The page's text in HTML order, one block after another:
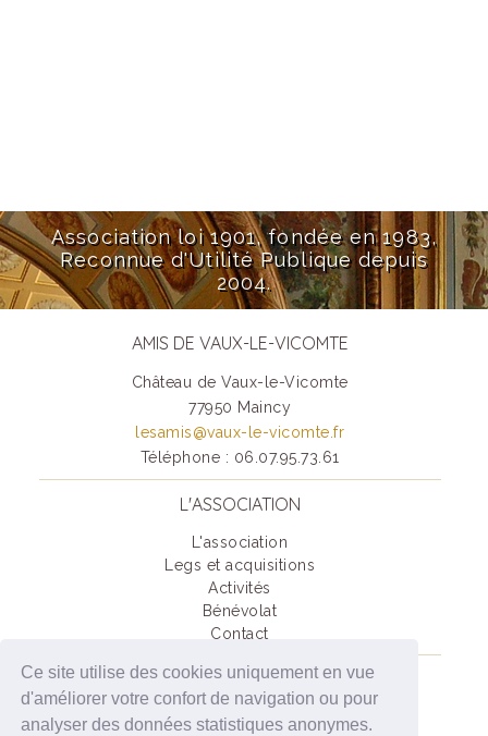
Ce site utilise des cookies uniquement en vue
d'améliorer votre confort de navigation ou pour
analyser des données statistiques anonymes.
Association loi 1901, fondée en 1983,
Reconnue d'Utilité Publique depuis
2004.
AMIS DE VAUX-LE-VICOMTE
Château de Vaux-le-Vicomte
77950 Maincy
lesamis@vaux-le-vicomte.fr
Téléphone : 06.07.95.73.61
L'ASSOCIATION
L'association
Legs et acquisitions
Activités
Bénévolat
Contact
SOUTENIR VAUX-LE-VICOMTE
Je deviens Ami(e) de Vaux-Le-Vicomte